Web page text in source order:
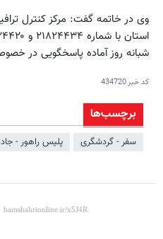
وی در خاتمه گفت: مرکز کنترل
شبانه روز آماده پاسخگویی در
کد خبر434720
برچسب‌ها
سفر - گردشگری پلیس راهور -